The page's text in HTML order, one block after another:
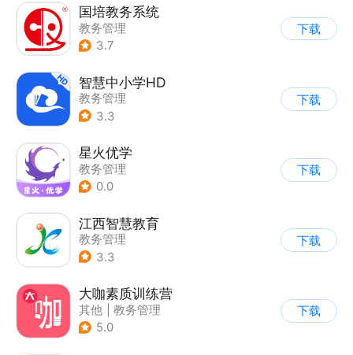
国培教务系统
教务管理
3.7
下载
智慧中小学HD
教务管理
3.3
下载
星火优学
教务管理
0.0
下载
江西智慧教育
教务管理
3.3
下载
大咖素质训练营
其他
教务管理
5.0
下载